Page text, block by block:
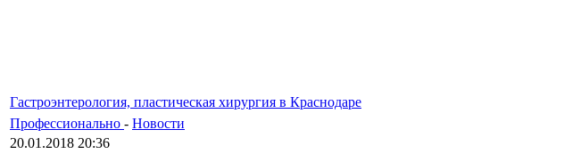
Гастроэнтерология, пластическая хирургия в Краснодаре
Профессионально - Новости
20.01.2018 20:36